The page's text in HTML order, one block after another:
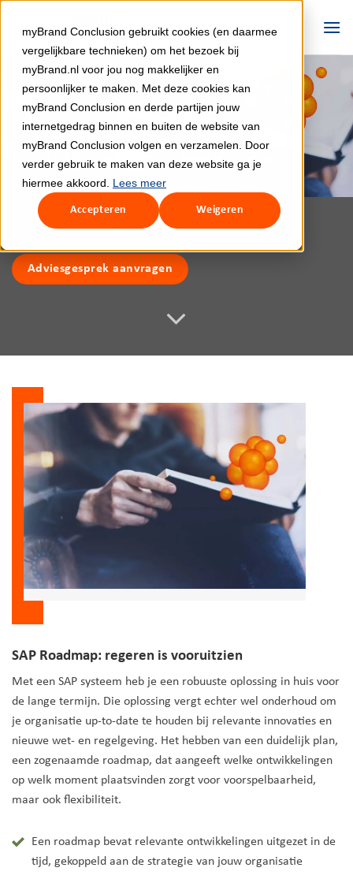
myBrand Conclusion gebruikt cookies (en daarmee
vergelijkbare technieken) om het bezoek bij
myBrand.nl voor jou nog makkelijker en
persoonlijker te maken. Met deze cookies kan
myBrand Conclusion en derde partijen jouw
internetgedrag binnen en buiten de website van
myBrand Conclusion volgen en verzamelen. Door
verder gebruik te maken van deze website ga je
hiermee akkoord. Lees meer
Accepteren Weigeren
naar
inhoud
Jouw SAP Roadmap als kompas naar
de toekomst
“If you don’t know where you are going, you will end
up somewhere else.”
Adviesgesprek aanvragen
SAP Roadmap: regeren is vooruitzien
Met een SAP systeem heb je een robuuste oplossing in huis voor
de lange termijn. Die oplossing vergt echter wel onderhoud om
je organisatie up-to-date te houden bij relevante innovaties en
nieuwe wet- en regelgeving. Het hebben van een duidelijk plan,
een zogenaamde roadmap, dat aangeeft welke ontwikkelingen
op welk moment plaatsvinden zorgt voor voorspelbaarheid,
maar ook flexibiliteit.
Een roadmap bevat relevante ontwikkelingen uitgezet in de
tijd, gekoppeld aan de strategie van jouw organisatie